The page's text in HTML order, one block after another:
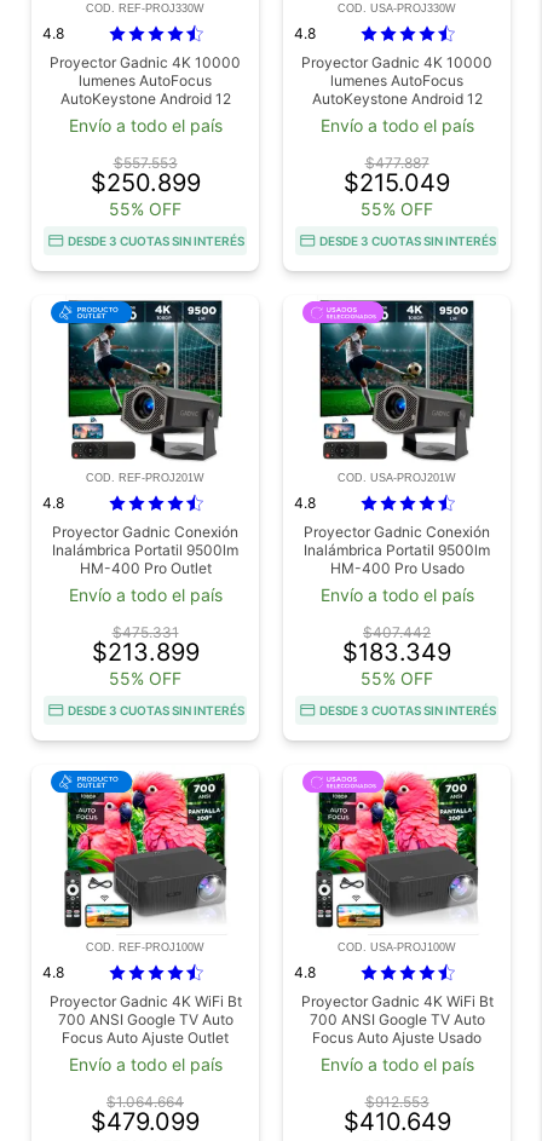
COD. REF-PROJ330W
4.8
Proyector Gadnic 4K 10000
lumenes AutoFocus
AutoKeystone Android 12
Cable HDMI 15mts Outlet
Envío a todo el país
$557.553
$250.899
55% OFF
DESDE 3 CUOTAS SIN INTERÉS
COD. USA-PROJ330W
4.8
Proyector Gadnic 4K 10000
lumenes AutoFocus
AutoKeystone Android 12
Cable HDMI 15mts Usado
Envío a todo el país
$477.887
$215.049
55% OFF
DESDE 3 CUOTAS SIN INTERÉS
COD. REF-PROJ201W
4.8
Proyector Gadnic Conexión
Inalámbrica Portatil 9500lm
HM-400 Pro Outlet
Envío a todo el país
$475.331
$213.899
55% OFF
DESDE 3 CUOTAS SIN INTERÉS
COD. USA-PROJ201W
4.8
Proyector Gadnic Conexión
Inalámbrica Portatil 9500lm
HM-400 Pro Usado
Envío a todo el país
$407.442
$183.349
55% OFF
DESDE 3 CUOTAS SIN INTERÉS
COD. REF-PROJ100W
4.8
Proyector Gadnic 4K WiFi Bt
700 ANSI Google TV Auto
Focus Auto Ajuste Outlet
Envío a todo el país
$1.064.664
$479.099
COD. USA-PROJ100W
4.8
Proyector Gadnic 4K WiFi Bt
700 ANSI Google TV Auto
Focus Auto Ajuste Usado
Envío a todo el país
$912.553
$410.649